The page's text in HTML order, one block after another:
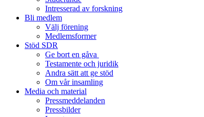
Intresserad av forskning
Bli medlem
Välj förening
Medlemsformer
Stöd SDR
Ge bort en gåva
Testamente och juridik
Andra sätt att ge stöd
Om vår insamling
Media och material
Pressmeddelanden
Pressbilder